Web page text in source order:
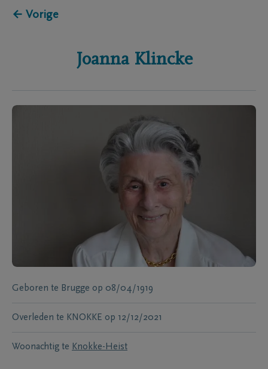
← Vorige
Joanna Klincke
Geboren te Brugge op 08/04/1919
Overleden te KNOKKE op 12/12/2021
Woonachtig te Knokke-Heist